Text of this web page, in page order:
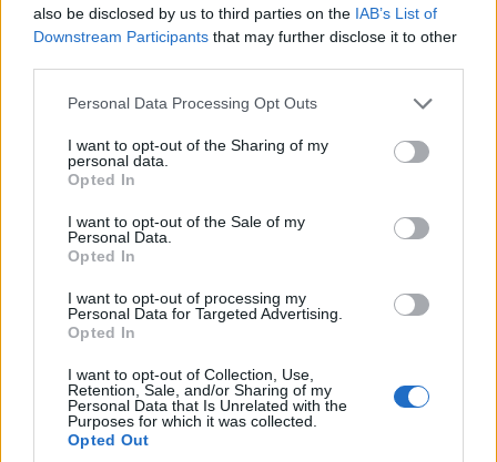
also be disclosed by us to third parties on the IAB’s List of
Downstream Participants that may further disclose it to other
Please note that this website/app uses one or more Google
not limited to your visit or usage behaviour. You may click to
grant or deny consent to Google and its third-party tags to
use your data for below specified purposes in below Google
consent section.
Personal Data Processing Opt Outs
I want to opt-out of the Sharing of my
personal data.
Opted In
I want to opt-out of the Sale of my
Personal Data.
Opted In
I want to opt-out of processing my
Personal Data for Targeted Advertising.
Opted In
I want to opt-out of Collection, Use,
Retention, Sale, and/or Sharing of my
Personal Data that Is Unrelated with the
Purposes for which it was collected.
Opted Out
Σέρρες: Βίντεο-ντοκουμέντο από το τροχαίο που
κόστισε τη ζωή μητέρας και γιου – Η στιγμή της
σφοδρής σύγκρουσης
ΕΛΛΑΔΑ